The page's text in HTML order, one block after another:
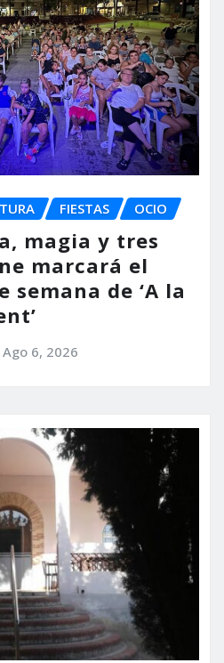
FIESTAS OCIO
magia y tres
marcará el
semana de ‘A la
Ago 6, 2026